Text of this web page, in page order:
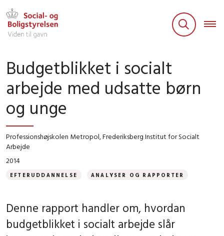
Budgetblikket i socialt
arbejde med udsatte børn
og unge
Professionshøjskolen Metropol, Frederiksberg Institut for Socialt
Arbejde
2014
EFTERUDDANNELSE ANALYSER OG RAPPORTER
Denne rapport handler om, hvordan
budgetblikket i socialt arbejde slår